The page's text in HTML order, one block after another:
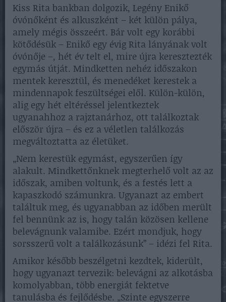
Kiss Rita bankban dolgozik, Legény Enikő
óvónőként és alkuszként – két külön pálya,
amely mégis összeért. Bár volt egy korábbi
kötődésük – Enikő egy évig Rita lányának volt
óvónője –, hét év telt el, mire újra keresztezték
egymás útját. Mindketten nehéz időszakon
mentek keresztül, és menedéket kerestek a
mindennapok feszültségei elől. Külön-külön,
alig egy hét eltéréssel jelentkeztek
ugyanahhoz a rajztanárhoz, ott találkoztak
először újra – és ez a véletlen találkozás
megváltoztatta az életüket.
„Nem kerestük egymást, egyszerűen így
alakult. Mindkettőnknek megterhelő volt az az
időszak, amiben voltunk, és a festés lett a
kapaszkodó számunkra. Ugyanazt az embert
találtuk meg, és ugyanabban az időben merült
fel bennünk az is, hogy talán közösen kellene
belevágnunk valamibe. Ezért mondjuk, hogy
sorsszerű volt a találkozásunk” – idézi fel Rita.
Amikor később beszélgetni kezdtek, kiderült,
hogy ugyanazt tervezik: belevágni az alkotásba
komolyabban, több energiát fektetve
tanulásba és fejlődésbe. „Szinte egyszerre